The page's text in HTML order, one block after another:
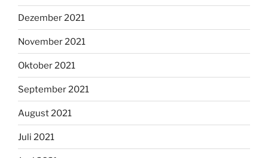
Dezember 2021
November 2021
Oktober 2021
September 2021
August 2021
Juli 2021